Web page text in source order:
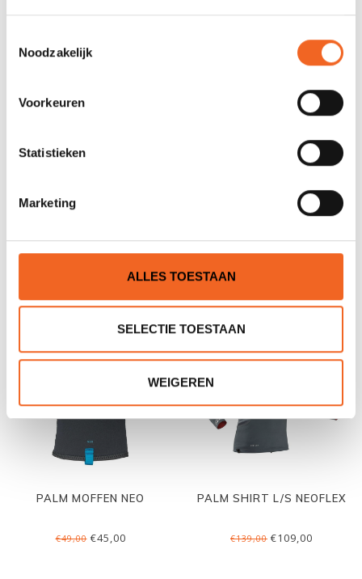
Noodzakelijk
Voorkeuren
Statistieken
Marketing
ALLES TOESTAAN
SELECTIE TOESTAAN
WEIGEREN
GERELATEERDE PRODUCTEN
HIGH TEN
PALM MOFFEN NEO
€49,00€45,00
PALM SHIRT L/S NEOFLEX
€139,00 €109,00